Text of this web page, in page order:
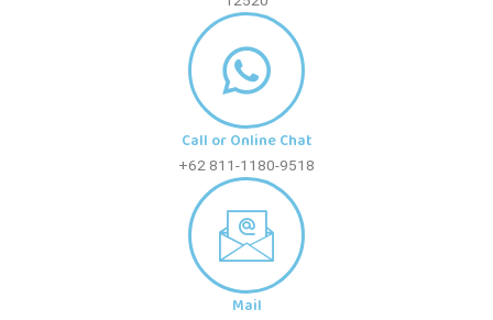
Call or Online Chat
+62 811-1180-9518
Mail